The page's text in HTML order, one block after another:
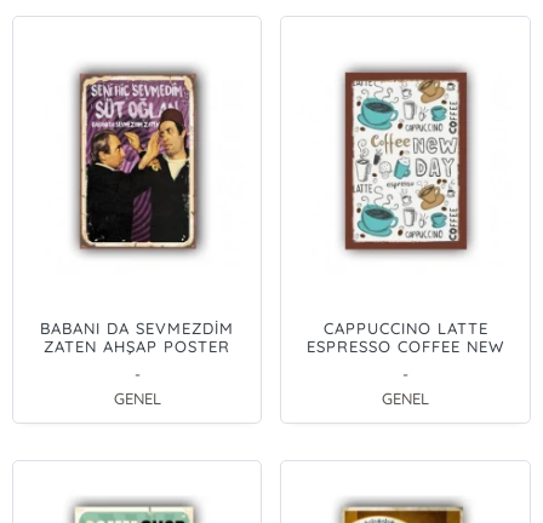
BABANI DA SEVMEZDİM
ZATEN AHŞAP POSTER
-
GENEL
CAPPUCCINO LATTE
ESPRESSO COFFEE NEW
20x30cm
-
GENEL